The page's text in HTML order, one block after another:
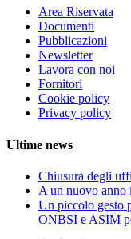
Area Riservata
Documenti
Pubblicazioni
Newsletter
Lavora con noi
Fornitori
Cookie policy
Privacy policy
Ultime news
Chiusura degli
A un nuovo anno
Un piccolo gesto
ONBSI e ASIM